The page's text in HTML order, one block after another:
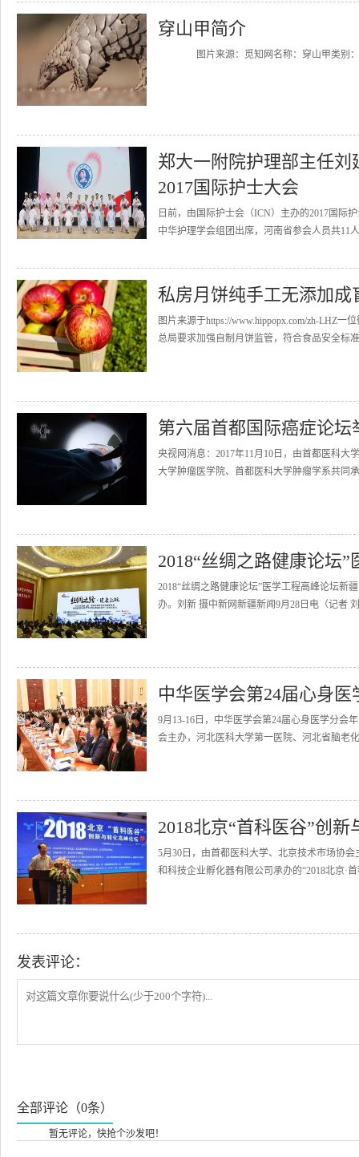
穿山甲简介
图片来源：觅知网名称：穿山甲类别：活
郑大一附院护理部主任
2017国际护士大会
日前，由国际护士会（ICN）主办的2017国际
中华护理学会组团出席，河南省参会人员共11
私房月饼纯手工无添加
图片来源于https://www.hippopx.com/zh-LHZ
总局要求加强自制月饼监管，符合食品安全标
第六届首都国际癌症论坛
央视网消息：2017年11月10日，由首都医科
大学肿瘤医学院、首都医科大学肿瘤学系共同
2018“丝绸之路健康论坛
2018“丝绸之路健康论坛”医学工程高峰论坛新
办。刘新 摄中新网新疆新闻9月28日电（记者
中华医学会第24届心身
9月13-16日，中华医学会第24届心身医学分会
会主办，河北医科大学第一医院、河北省脑老
2018北京“首科医谷”创
5月30日，由首都医科大学、北京技术市场协
和科技企业孵化器有限公司承办的“2018北京·
发表评论：
全部评论（0条）
暂无评论，快抢个沙发吧！